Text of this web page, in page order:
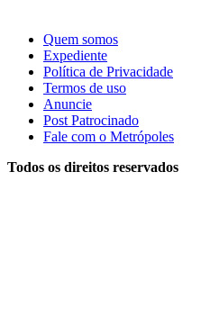
Quem somos
Expediente
Política de Privacidade
Termos de uso
Anuncie
Post Patrocinado
Fale com o Metrópoles
Todos os direitos reservados